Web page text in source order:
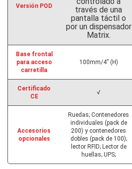
Versión POD
través de una
pantalla táctil o
por un dispensador
Matrix.
Base frontal
para acceso
carretilla
100mm/4” (H)
Certificado
CE
√
Accesorios
opcionales
Ruedas; Contenedores
individuales (pack de
200) y contenedores
dobles (pack de 100);
lector RFID; Lector de
huellas; UPS;